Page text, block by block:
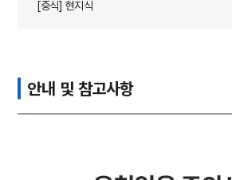
[중식] 현지식
안내 및 참고사항